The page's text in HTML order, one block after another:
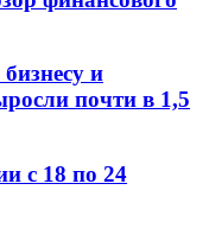
и
почти в 1,5
с 18 по 24